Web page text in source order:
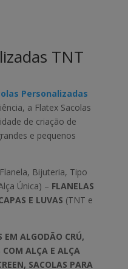
TNT
Personalizadas
a Flatex Sacolas
de criação de
e pequenos
Bijuteria, Tipo
Única) – FLANELAS
E LUVAS (TNT e
EM ALGODÃO CRÚ,
COM ALÇA E ALÇA
SACOLAS PARA